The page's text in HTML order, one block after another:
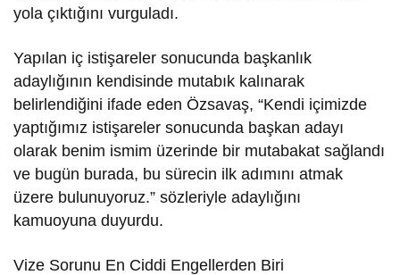
yola çıktığını vurguladı.
Yapılan iç istişareler sonucunda başkanlık
adaylığının kendisinde mutabık kalınarak
belirlendiğini ifade eden Özsavaş, “Kendi içimizde
yaptığımız istişareler sonucunda başkan adayı
olarak benim ismim üzerinde bir mutabakat sağlandı
ve bugün burada, bu sürecin ilk adımını atmak
üzere bulunuyoruz.” sözleriyle adaylığını
kamuoyuna duyurdu.
Vize Sorunu En Ciddi Engellerden Biri